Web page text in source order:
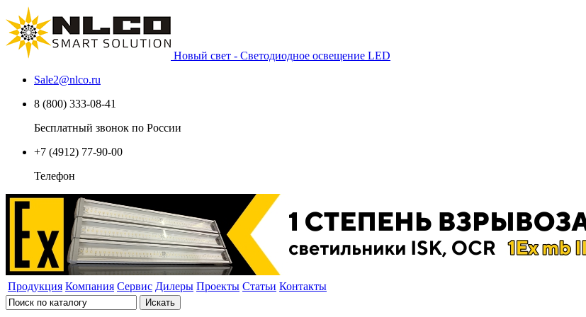
Новый свет - Светодиодное освещение LED
Sale2@nlco.ru
8 (800) 333-08-41
Бесплатный звонок по России
+7 (4912) 77-90-00
Телефон
Продукция Компания Сервис Дилеры Проекты Статьи Контакты